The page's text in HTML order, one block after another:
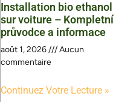
Installation bio ethanol
sur voiture – Kompletní
průvodce a informace
août 1, 2026
Aucun
commentaire
Continuez Votre Lecture »